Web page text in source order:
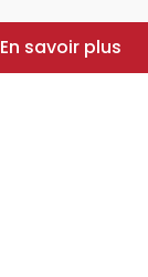
En savoir plus